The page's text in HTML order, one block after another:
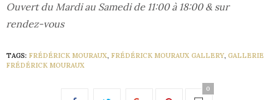
Ouvert du Mardi au Samedi de 11:00 à 18:00 & sur
rendez-vous
TAGS: FRÉDÉRICK MOURAUX, FRÉDÉRICK MOURAUX GALLERY, GALLERIE
FRÉDÉRICK MOURAUX
0